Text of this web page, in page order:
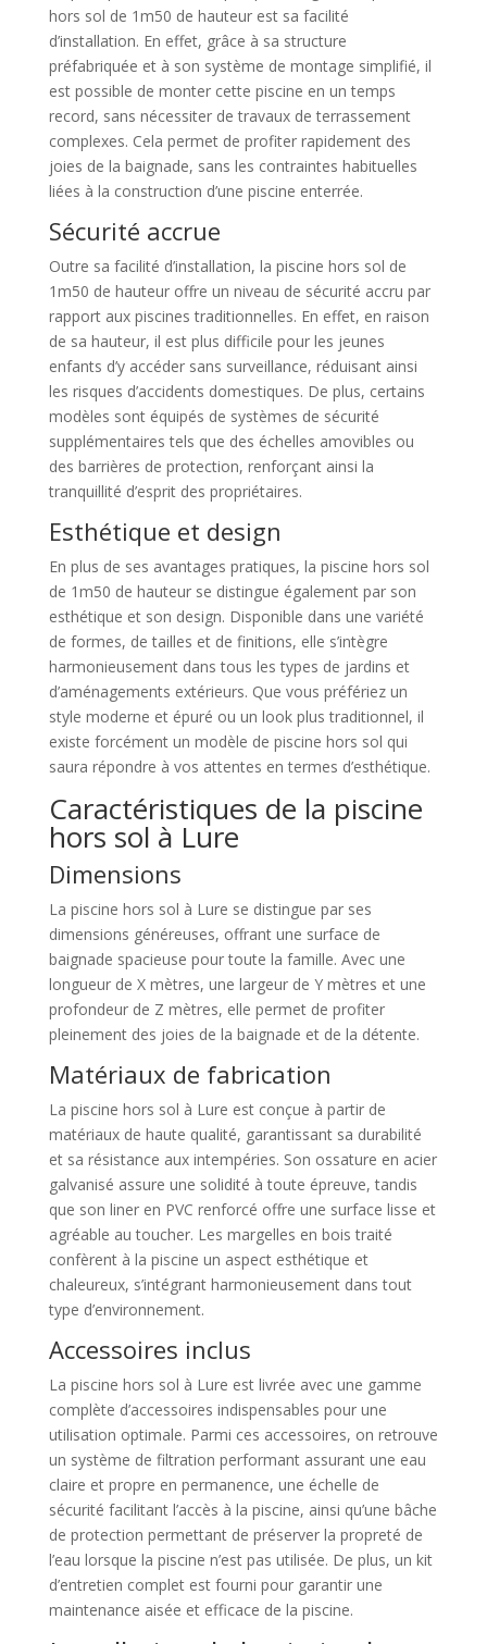
hors sol de 1m50 de hauteur est sa facilité
d’installation. En effet, grâce à sa structure
préfabriquée et à son système de montage simplifié, il
est possible de monter cette piscine en un temps
record, sans nécessiter de travaux de terrassement
complexes. Cela permet de profiter rapidement des
joies de la baignade, sans les contraintes habituelles
liées à la construction d’une piscine enterrée.
Sécurité accrue
Outre sa facilité d’installation, la piscine hors sol de
1m50 de hauteur offre un niveau de sécurité accru par
rapport aux piscines traditionnelles. En effet, en raison
de sa hauteur, il est plus difficile pour les jeunes
enfants d’y accéder sans surveillance, réduisant ainsi
les risques d’accidents domestiques. De plus, certains
modèles sont équipés de systèmes de sécurité
supplémentaires tels que des échelles amovibles ou
des barrières de protection, renforçant ainsi la
tranquillité d’esprit des propriétaires.
Esthétique et design
En plus de ses avantages pratiques, la piscine hors sol
de 1m50 de hauteur se distingue également par son
esthétique et son design. Disponible dans une variété
de formes, de tailles et de finitions, elle s’intègre
harmonieusement dans tous les types de jardins et
d’aménagements extérieurs. Que vous préfériez un
style moderne et épuré ou un look plus traditionnel, il
existe forcément un modèle de piscine hors sol qui
saura répondre à vos attentes en termes d’esthétique.
Caractéristiques de la piscine
hors sol à Lure
Dimensions
La piscine hors sol à Lure se distingue par ses
dimensions généreuses, offrant une surface de
baignade spacieuse pour toute la famille. Avec une
longueur de X mètres, une largeur de Y mètres et une
profondeur de Z mètres, elle permet de profiter
pleinement des joies de la baignade et de la détente.
Matériaux de fabrication
La piscine hors sol à Lure est conçue à partir de
matériaux de haute qualité, garantissant sa durabilité
et sa résistance aux intempéries. Son ossature en acier
galvanisé assure une solidité à toute épreuve, tandis
que son liner en PVC renforcé offre une surface lisse et
agréable au toucher. Les margelles en bois traité
confèrent à la piscine un aspect esthétique et
chaleureux, s’intégrant harmonieusement dans tout
type d’environnement.
Accessoires inclus
La piscine hors sol à Lure est livrée avec une gamme
complète d’accessoires indispensables pour une
utilisation optimale. Parmi ces accessoires, on retrouve
un système de filtration performant assurant une eau
claire et propre en permanence, une échelle de
sécurité facilitant l’accès à la piscine, ainsi qu’une bâche
de protection permettant de préserver la propreté de
l’eau lorsque la piscine n’est pas utilisée. De plus, un kit
d’entretien complet est fourni pour garantir une
maintenance aisée et efficace de la piscine.